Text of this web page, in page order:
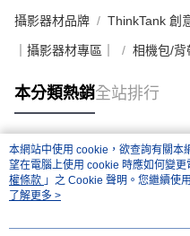
攝影器材品牌 ThinkTank 創
｜攝影器材專區｜ 相機包/背
本分類熱銷全站排行
熱門標籤
本網站中使用 cookie，欲查詢有關本
望在電腦上使用 cookie 時應如何變
權條款 」之 Cookie 聲明。您繼續使
用條款之 Cookie 聲明使用 cookie。
了解更多 >